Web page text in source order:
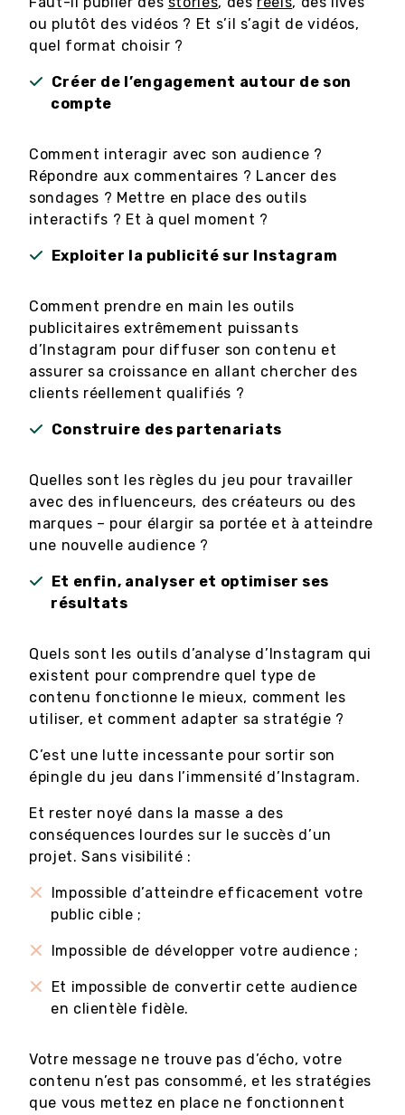
ou plutôt des vidéos ? Et s’il s’agit de vidéos,
quel format choisir ?
Créer de l’engagement autour de son
compte
Comment interagir avec son audience ?
Répondre aux commentaires ? Lancer des
sondages ? Mettre en place des outils
interactifs ? Et à quel moment ?
Exploiter la publicité sur Instagram
Comment prendre en main les outils
publicitaires extrêmement puissants
d’Instagram pour diffuser son contenu et
assurer sa croissance en allant chercher des
clients réellement qualifiés ?
Construire des partenariats
Quelles sont les règles du jeu pour travailler
avec des influenceurs, des créateurs ou des
marques – pour élargir sa portée et à atteindre
une nouvelle audience ?
Et enfin, analyser et optimiser ses
résultats
Quels sont les outils d’analyse d’Instagram qui
existent pour comprendre quel type de
contenu fonctionne le mieux, comment les
utiliser, et comment adapter sa stratégie ?
C’est une lutte incessante pour sortir son
épingle du jeu dans l’immensité d’Instagram.
Et rester noyé dans la masse a des
conséquences lourdes sur le succès d’un
projet. Sans visibilité :
Impossible d’atteindre efficacement votre
public cible ;
Impossible de développer votre audience ;
Et impossible de convertir cette audience
en clientèle fidèle.
Votre message ne trouve pas d’écho, votre
contenu n’est pas consommé, et les stratégies
que vous mettez en place ne fonctionnent